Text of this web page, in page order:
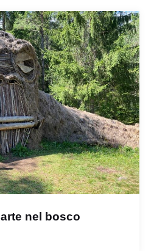
nel bosco